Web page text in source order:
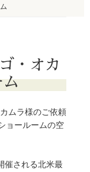
・オカ
ム
ムラ様のご依頼
ョールームの空
催される北米最